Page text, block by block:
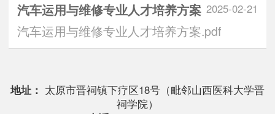
2025-02-21
汽车运用与维修专业人才培养方案
汽车运用与维修专业人才培养方案.pdf
地址： 太原市晋祠镇下疗区18号（毗邻山西医科大学晋
祠学院）